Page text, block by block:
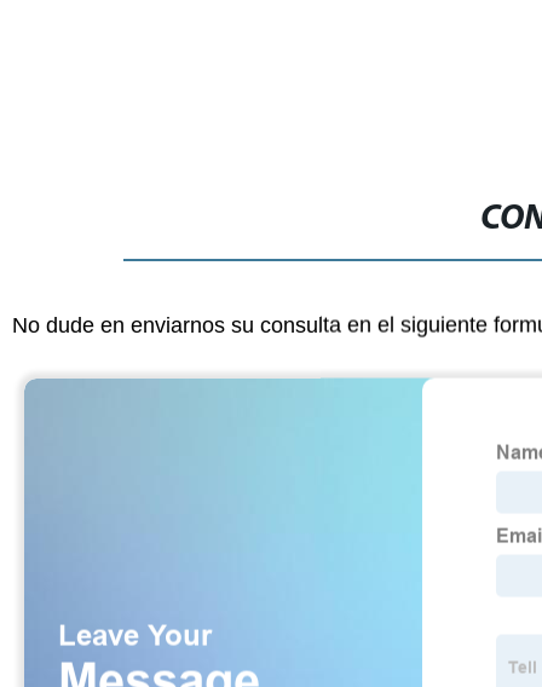
No dude en enviarnos su consulta en el siguiente